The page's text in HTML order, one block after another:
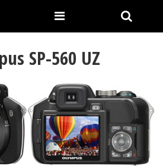
SP-560 UZ